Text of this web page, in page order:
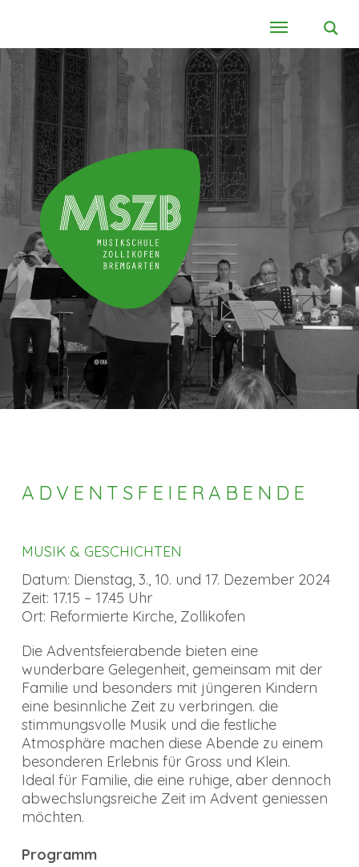
ADVENTSFEIERABENDE
MUSIK & GESCHICHTEN
Datum: Dienstag, 3., 10. und 17. Dezember 2024
Zeit: 17.15 – 17.45 Uhr
Ort: Reformierte Kirche, Zollikofen
Die Adventsfeierabende bieten eine
wunderbare Gelegenheit, gemeinsam mit der
Familie und besonders mit jüngeren Kindern
eine besinnliche Zeit zu verbringen. die
stimmungsvolle Musik und die festliche
Atmosphäre machen diese Abende zu einem
besonderen Erlebnis für Gross und Klein.
Ideal für Familie, die eine ruhige, aber dennoch
abwechslungsreiche Zeit im Advent geniessen
möchten.
Programm